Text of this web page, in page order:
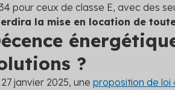
pour ceux de classe E, avec des
la mise en location de
?
janvier 2025, une proposition de loi